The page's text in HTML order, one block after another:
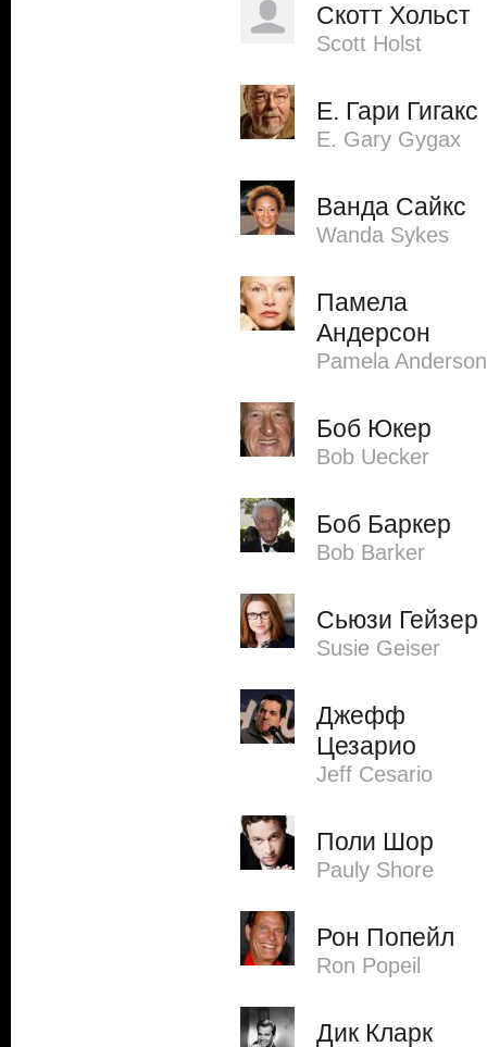
Скотт Хольст
Scott Holst
Е. Гари Гигакс
E. Gary Gygax
Ванда Сайкс
Wanda Sykes
Памела
Андерсон
Pamela Anderson
Боб Юкер
Bob Uecker
Боб Баркер
Bob Barker
Сьюзи Гейзер
Susie Geiser
Джефф
Цезарио
Jeff Cesario
Поли Шор
Pauly Shore
Рон Попейл
Ron Popeil
Дик Кларк